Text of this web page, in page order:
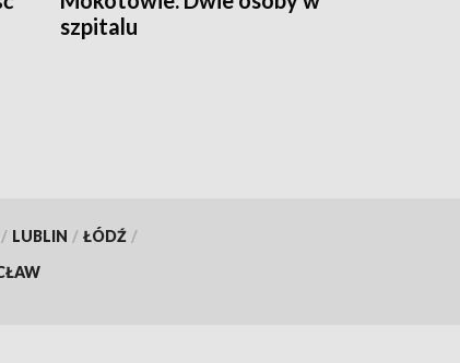
szpitalu
/ LUBLIN / ŁÓDŹ /